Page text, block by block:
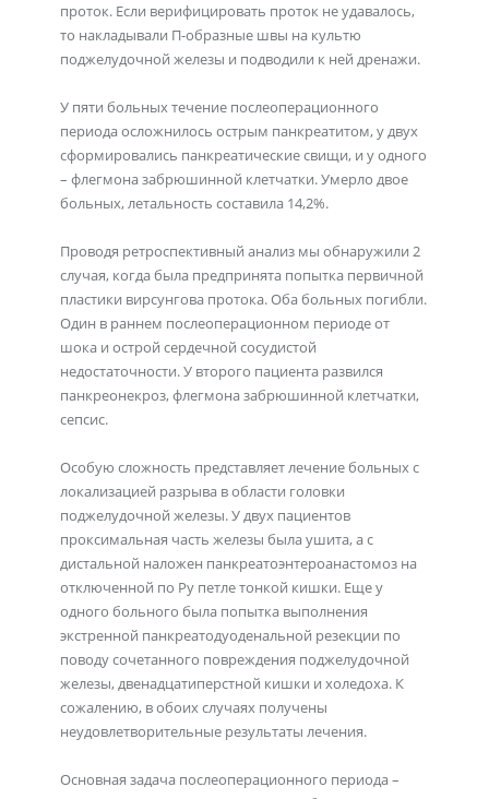
проток. Если верифицировать проток не удавалось,
то накладывали П-образные швы на культю
поджелудочной железы и подводили к ней дренажи.
У пяти больных течение послеоперационного
периода осложнилось острым панкреатитом, у двух
сформировались панкреатические свищи, и у одного
– флегмона забрюшинной клетчатки. Умерло двое
больных, летальность составила 14,2%.
Проводя ретроспективный анализ мы обнаружили 2
случая, когда была предпринята попытка первичной
пластики вирсунгова протока. Оба больных погибли.
Один в раннем послеоперационном периоде от
шока и острой сердечной сосудистой
недостаточности. У второго пациента развился
панкреонекроз, флегмона забрюшинной клетчатки,
сепсис.
Особую сложность представляет лечение больных с
локализацией разрыва в области головки
поджелудочной железы. У двух пациентов
проксимальная часть железы была ушита, а с
дистальной наложен панкреатоэнтероанастомоз на
отключенной по Ру петле тонкой кишки. Еще у
одного больного была попытка выполнения
экстренной панкреатодуоденальной резекции по
поводу сочетанного повреждения поджелудочной
железы, двенадцатиперстной кишки и холедоха. К
сожалению, в обоих случаях получены
неудовлетворительные результаты лечения.
Основная задача послеоперационного периода –